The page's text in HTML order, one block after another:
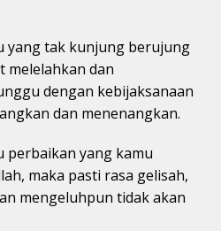
yang tak kunjung berujung
melelahkan dan
dengan kebijaksanaan
dan menenangkan.
perbaikan yang kamu
maka pasti rasa gelisah,
mengeluhpun tidak akan